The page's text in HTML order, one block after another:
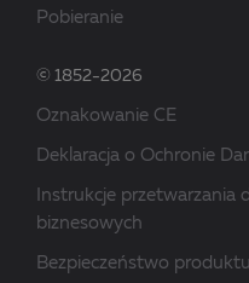
Pobieranie
© 1852-2026
Oznakowanie CE
Deklaracja o Ochronie
Instrukcje przetwarzania
biznesowych
Bezpieczeństwo produktu